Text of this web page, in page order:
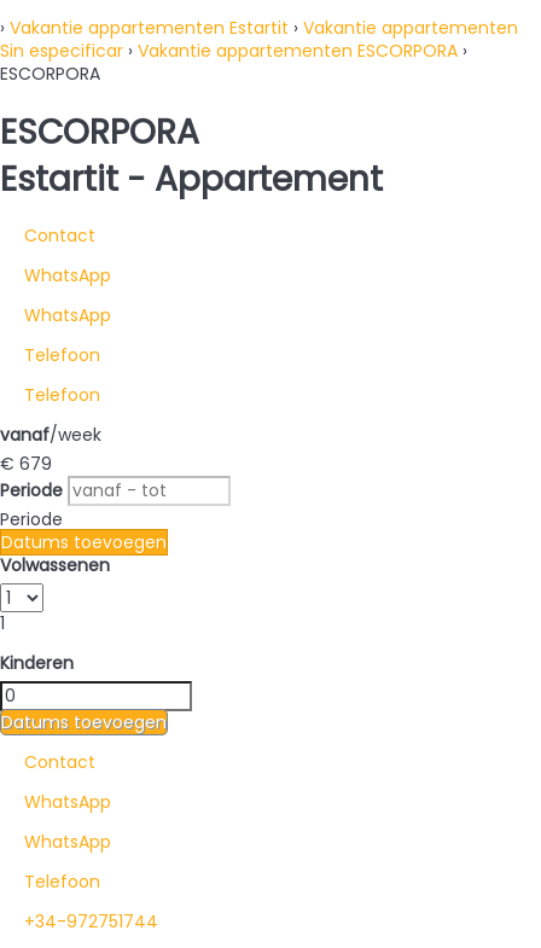
› Vakantie appartementen Estartit › Vakantie appartementen
Sin especificar › Vakantie appartementen ESCORPORA ›
ESCORPORA
ESCORPORA
Estartit - Appartement
Contact
WhatsApp
WhatsApp
Telefoon
Telefoon
vanaf/week
€ 679
Periode
Periode
Datums toevoegen
Volwassenen
1
Kinderen
Datums toevoegen
Contact
WhatsApp
WhatsApp
Telefoon
+34-972751744